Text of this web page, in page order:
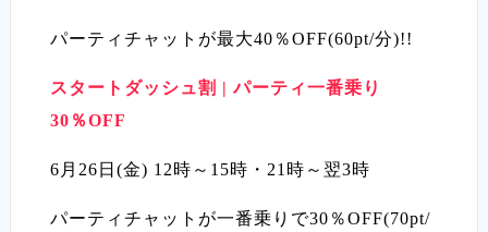
パーティチャットが最大40％OFF(60pt/分)!!
スタートダッシュ割 | パーティ一番乗り
30％OFF
6月26日(金) 12時～15時・21時～翌3時
パーティチャットが一番乗りで30％OFF(70pt/